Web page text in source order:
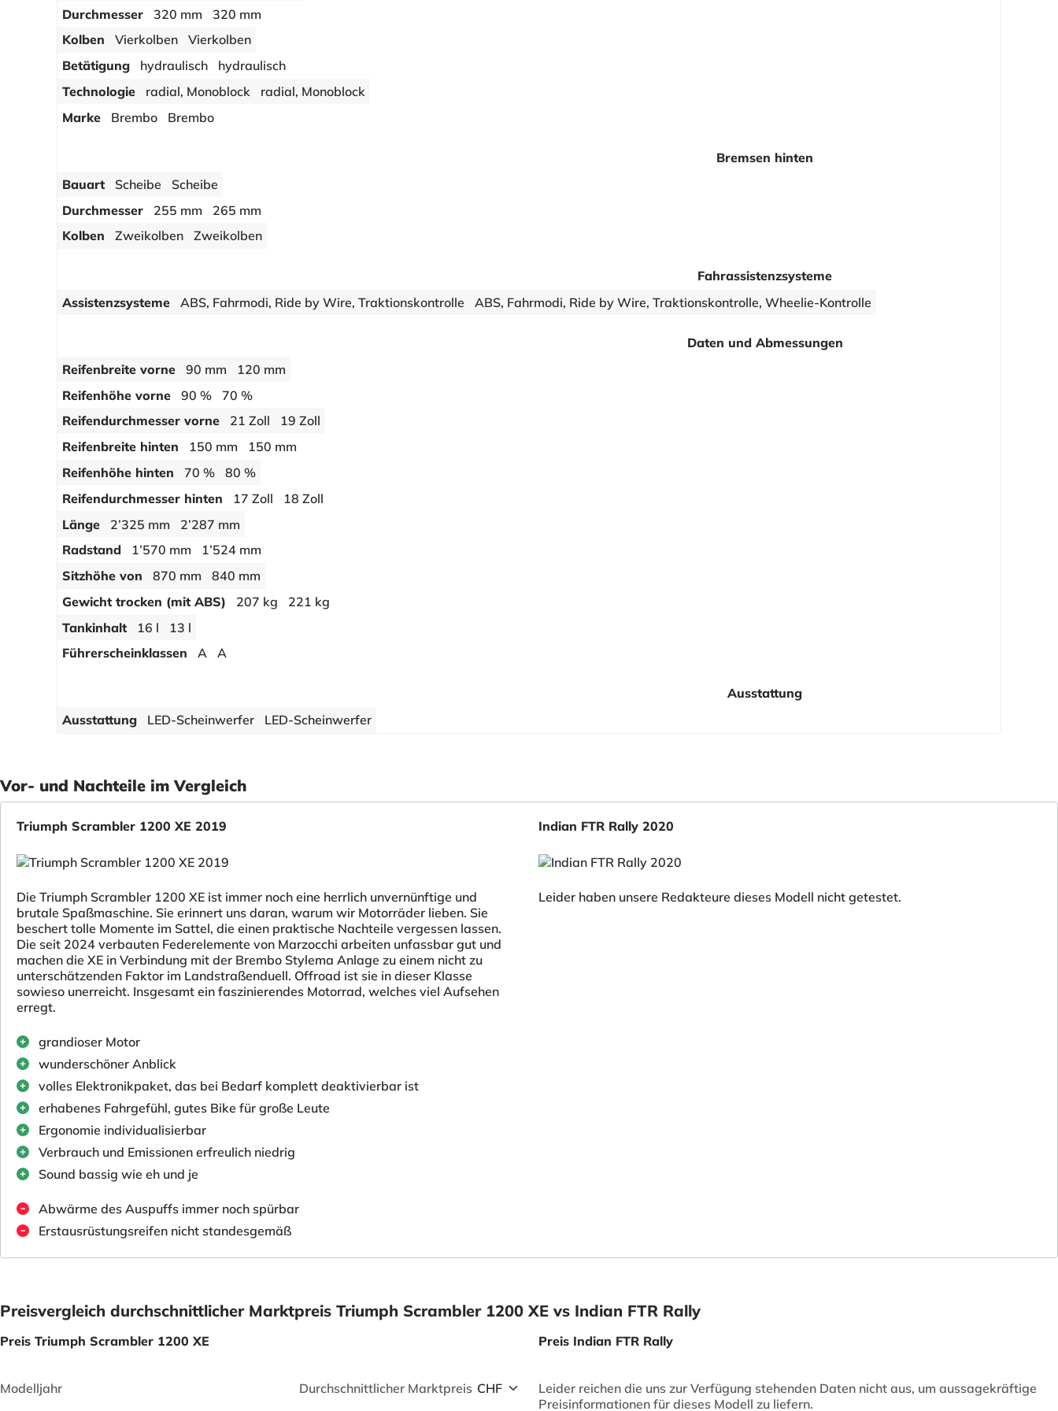
Durchmesser 320 mm
320 mm
Kolben
Vierkolben
Vierkolben
Betätigung
hydraulisch
hydraulisch
Technologie
radial, Monoblock
radial, Monoblock
Marke
Brembo Brembo
Bremsen hinten
Bauart
Scheibe
Scheibe
Durchmesser
255 mm
265 mm
Kolben
Zweikolben Zweikolben
Fahrassistenzsysteme
Assistenzsysteme
ABS, Fahrmodi, Ride by Wire, Traktionskontrolle ABS, Fahrmodi, Ride by Wire, Traktionskontrolle, Wheelie-Kontrolle
Daten und Abmessungen
Reifenbreite vorne
90 mm
120 mm
Reifenhöhe vorne
90 %
70 %
Reifendurchmesser vorne
21 Zoll
19 Zoll
Reifenbreite hinten
150 mm
150 mm
Reifenhöhe hinten
70 %
80 %
Reifendurchmesser hinten
17 Zoll
18 Zoll
Länge
2’325 mm
2’287 mm
Radstand
1’570 mm
1’524 mm
Sitzhöhe von
870 mm
840 mm
Gewicht trocken (mit ABS)
207 kg
221 kg
Tankinhalt
16 l
13 l
Führerscheinklassen
A A
Ausstattung
Ausstattung
LED-Scheinwerfer LED-Scheinwerfer
Vor- und Nachteile im Vergleich
Triumph Scrambler 1200 XE 2019
Die Triumph Scrambler 1200 XE ist immer noch eine herrlich unvernünftige und
brutale Spaßmaschine. Sie erinnert uns daran, warum wir Motorräder lieben. Sie
beschert tolle Momente im Sattel, die einen praktische Nachteile vergessen lassen.
Die seit 2024 verbauten Federelemente von Marzocchi arbeiten unfassbar gut und
machen die XE in Verbindung mit der Brembo Stylema Anlage zu einem nicht zu
unterschätzenden Faktor im Landstraßenduell. Offroad ist sie in dieser Klasse
sowieso unerreicht. Insgesamt ein faszinierendes Motorrad, welches viel Aufsehen
erregt.
grandioser Motor
wunderschöner Anblick
volles Elektronikpaket, das bei Bedarf komplett deaktivierbar ist
erhabenes Fahrgefühl, gutes Bike für große Leute
Ergonomie individualisierbar
Verbrauch und Emissionen erfreulich niedrig
Sound bassig wie eh und je
Abwärme des Auspuffs immer noch spürbar
Erstausrüstungsreifen nicht standesgemäß
Indian FTR Rally 2020
Leider haben unsere Redakteure dieses Modell nicht getestet.
Preisvergleich durchschnittlicher Marktpreis Triumph Scrambler 1200 XE vs Indian FTR Rally
Preis Triumph Scrambler 1200 XE
Modelljahr Durchschnittlicher Marktpreis
Preis Indian FTR Rally
Leider reichen die uns zur Verfügung stehenden Daten nicht aus, um aussagekräftige
Preisinformationen für dieses Modell zu liefern.